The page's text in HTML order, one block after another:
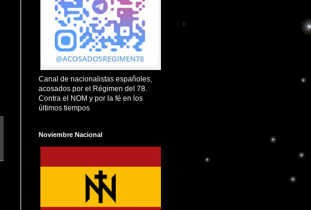
Canal de nacionalistas españoles,
acosados por el Régimen del 78.
Contra el NOM y por la fé en los
últimos tiempos
Noviembre Nacional